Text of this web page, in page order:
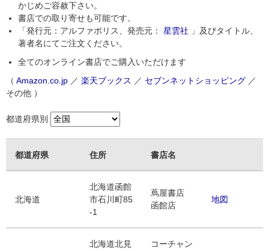
かじめご容赦下さい。
書店での取り寄せも可能です。
「発行元：アルファポリス、発売元： 星雲社 」及びタイトル、
著者名にてご注文ください。
全てのオンライン書店でご購入いただけます
（ Amazon.co.jp ／ 楽天ブックス ／ セブンネットショッピング ／
その他 ）
都道府県別
都道府県 住所 書店名
北海道
北海道函館
市石川町85
-1
蔦屋書店
函館店
地図
北海道北見
コーチャン